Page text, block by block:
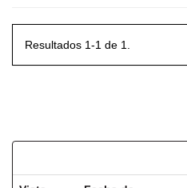
Resultados 1-1 de 1.